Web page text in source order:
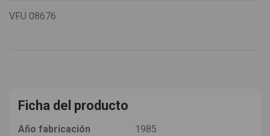
VFU 08676
Ficha del producto
Año fabricación
1985